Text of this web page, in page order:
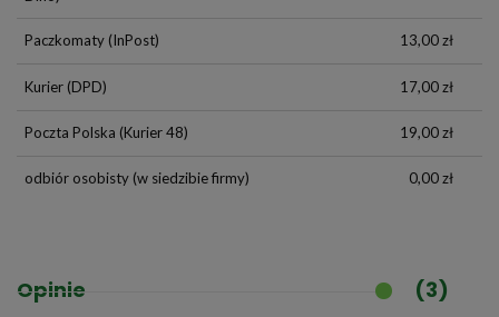
Paczkomaty(InPost) 13,00 zł
Kurier(DPD) 17,00 zł
Poczta Polska (Kurier 48) 19,00 zł
odbiór osobisty(w siedzibie firmy) 0,00 zł
Opinie (3)